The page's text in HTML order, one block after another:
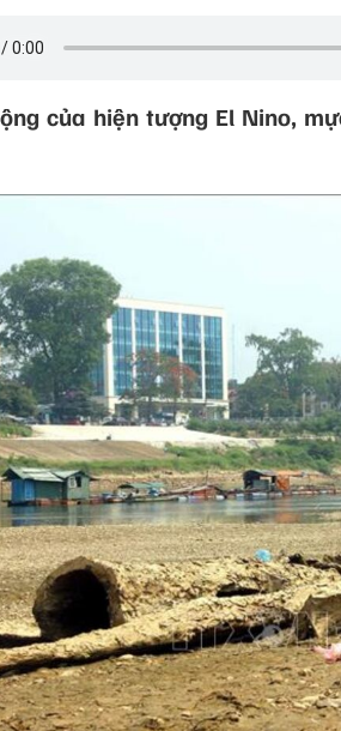
của hiện tượng El Nino,